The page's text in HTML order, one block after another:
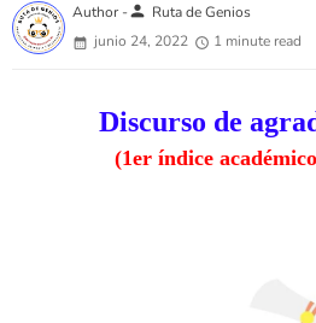
Author -person Ruta de Genios
junio 24, 2022
1 minute read
Discurso de
(1er índice